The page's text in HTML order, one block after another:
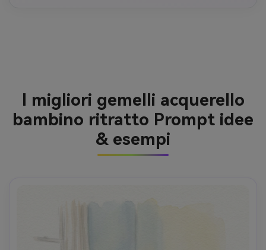
I migliori gemelli acquerello
bambino ritratto Prompt idee
& esempi